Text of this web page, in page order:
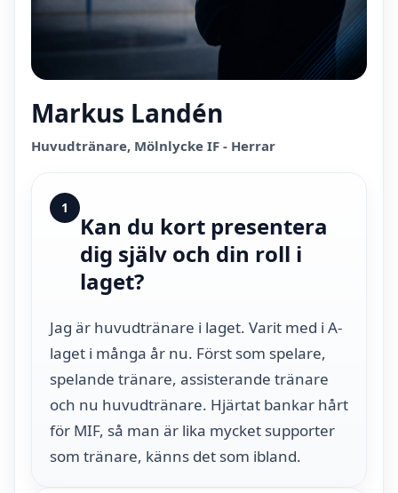
Markus Landén
Huvudtränare, Mölnlycke IF - Herrar
1
Kan du kort presentera
dig själv och din roll i
laget?
Jag är huvudtränare i laget. Varit med i A-
laget i många år nu. Först som spelare,
spelande tränare, assisterande tränare
och nu huvudtränare. Hjärtat bankar hårt
för MIF, så man är lika mycket supporter
som tränare, känns det som ibland.